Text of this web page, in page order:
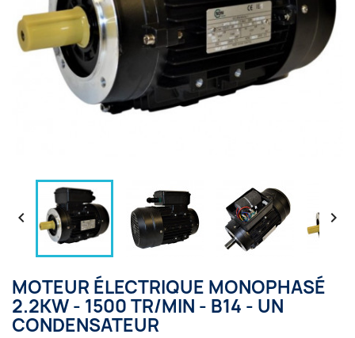
 
MOTEUR ÉLECTRIQUE MONOPHASÉ
2.2KW - 1500 TR/MIN - B14 - UN
CONDENSATEUR